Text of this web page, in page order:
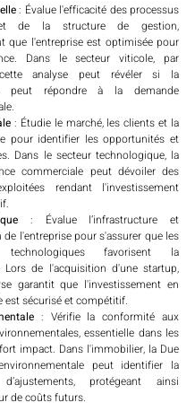
: Évalue l'efficacité des processus
de la structure de gestion,
que l'entreprise est optimisée pour
Dans le secteur viticole, par
analyse peut révéler si la
peut répondre à la demande
: Étudie le marché, les clients et la
pour identifier les opportunités et
Dans le secteur technologique, la
commerciale peut dévoiler des
rendant l'investissement
: Évalue l’infrastructure et
l'entreprise pour s'assurer que les
technologiques favorisent la
Lors de l'acquisition d'une startup,
garantit que l'investissement en
est sécurisé et compétitif.
: Vérifie la conformité aux
essentielle dans les
impact. Dans l'immobilier, la Due
peut identifier la
protégeant ainsi
de coûts futurs.